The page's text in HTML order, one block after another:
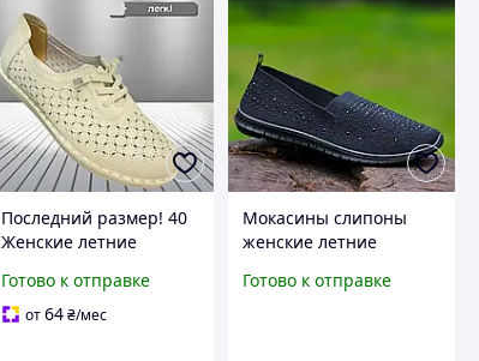
Последний размер! 40
Женские летние
перфорированные
экокожа легкие
Готово к отправке
от64 ₴/мес
Мокасины слипоны
женские летние
легкие Мокасини
Готово к отправке